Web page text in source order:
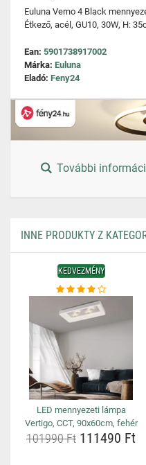
Euluna Verno 4 Black
Étkező, acél, GU10, 30W, H:
Ean: 5901738917002
Márka: Euluna
Eladó: Feny24
További
INNE PRODUKTY Z
KEDVEZMÉNY
LED mennyezeti lámpa
Vertigo, CCT, 90x60cm, fehér
101990 Ft 111490 Ft